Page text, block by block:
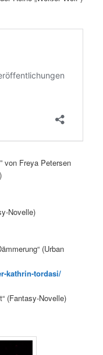
von Freya Petersen
Novelle)
(Urban
kathrin-tordasi/
(Fantasy-Novelle)